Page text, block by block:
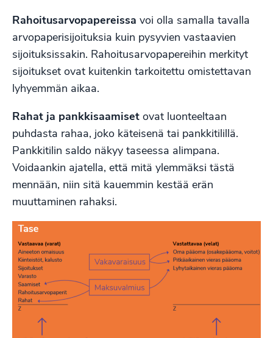
Rahoitusarvopapereissa voi olla samalla tavalla
arvopaperisijoituksia kuin pysyvien vastaavien
sijoituksissakin. Rahoitusarvopapereihin merkityt
sijoitukset ovat kuitenkin tarkoitettu omistettavan
lyhyemmän aikaa.
Rahat ja pankkisaamiset ovat luonteeltaan
puhdasta rahaa, joko käteisenä tai pankkitilillä.
Pankkitilin saldo näkyy taseessa alimpana.
Voidaankin ajatella, että mitä ylemmäksi tästä
mennään, niin sitä kauemmin kestää erän
muuttaminen rahaksi.